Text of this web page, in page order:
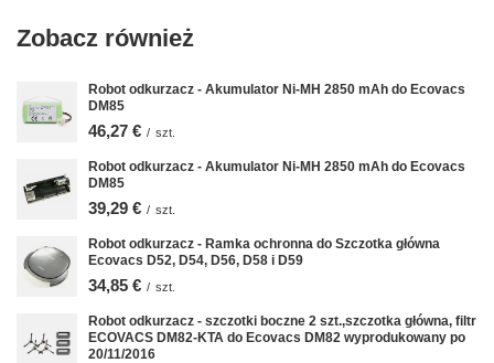
Zobacz również
Robot odkurzacz - Akumulator Ni-MH 2850 mAh do Ecovacs
DM85
46,27 € / szt.
Robot odkurzacz - Akumulator Ni-MH 2850 mAh do Ecovacs
DM85
39,29 € / szt.
Robot odkurzacz - Ramka ochronna do Szczotka główna
Ecovacs D52, D54, D56, D58 i D59
34,85 € / szt.
Robot odkurzacz - szczotki boczne 2 szt.,szczotka główna, filtr
ECOVACS DM82-KTA do Ecovacs DM82 wyprodukowany po
20/11/2016